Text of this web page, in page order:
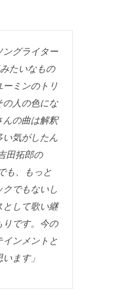
ングライター
たいなもの
ーミンのトリ
の人の色にな
んの曲は解釈
い気がしたん
田拓郎の
も、もっと
でもないし
として歌い継
りです。今の
インメントと
ます」